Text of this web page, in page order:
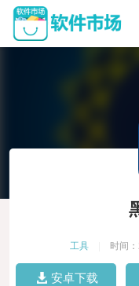
工具 时间
安卓下载